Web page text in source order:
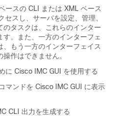
ースの CLI または XML ベース
スし、サーバを設定、管理、
タスクは、これらのインター
。また、一方のインターフェ
もう一方のインターフェイス
作はできません。
に Cisco IMC GUI を使用する
マンドを Cisco IMC GUI に表示
CLI 出力を生成する